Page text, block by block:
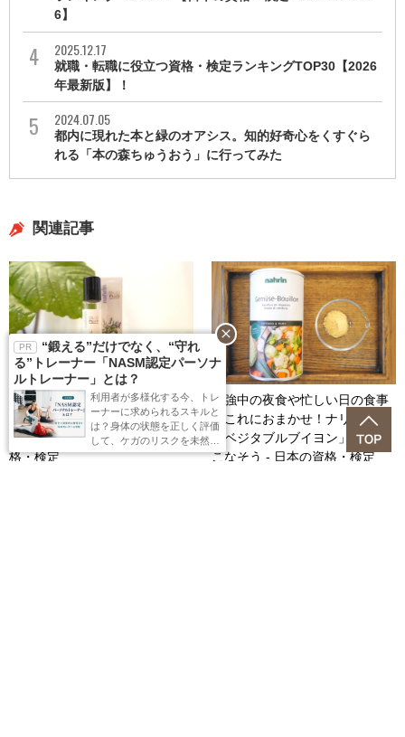
6】
2025.12.17
就職・転職に役立つ資格・検定ランキングTOP30【2026
年最新版】！
2024.07.05
都内に現れた本と緑のオアシス。知的好奇心をくすぐら
れる「本の森ちゅうおう」に行ってみた
関連記事
ナリンの爆売れロールオンアロ
マは勉強効率も上がるとのウワ
サ。そのワケとは？ - 日本の資
格・検定
勉強中の夜食や忙しい日の食事
はこれにおまかせ！ナリンの
「ベジタブルブイヨン」を使い
こなそう - 日本の資格・検定
“鍛える”だけでなく、“守れ
る”トレーナー「NASM認定パーソナ
ルトレーナー」とは？
利用者が多様化する今、トレ
ーナーに求められるスキルと
は？身体の状態を正しく評価
して、ケガのリスクを未然に
防ぐ指導力を体系的に学べ
close